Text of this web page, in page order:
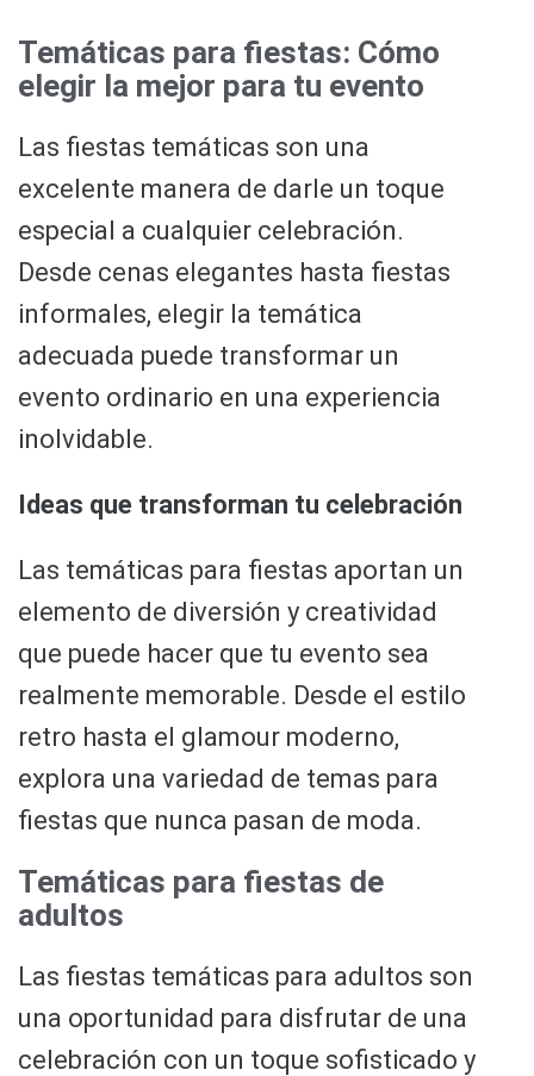
Temáticas para fiestas: Cómo
elegir la mejor para tu evento
Las fiestas temáticas son una
excelente manera de darle un toque
especial a cualquier celebración.
Desde cenas elegantes hasta fiestas
informales, elegir la temática
adecuada puede transformar un
evento ordinario en una experiencia
inolvidable.
Ideas que transforman tu celebración
Las temáticas para fiestas aportan un
elemento de diversión y creatividad
que puede hacer que tu evento sea
realmente memorable. Desde el estilo
retro hasta el glamour moderno,
explora una variedad de temas para
fiestas que nunca pasan de moda.
Temáticas para fiestas de
adultos
Las fiestas temáticas para adultos son
una oportunidad para disfrutar de una
celebración con un toque sofisticado y